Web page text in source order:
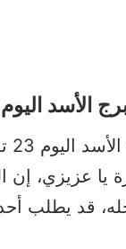
اليوم 23 تموز – 22 آب
يا عزيزي،
قد يطلب